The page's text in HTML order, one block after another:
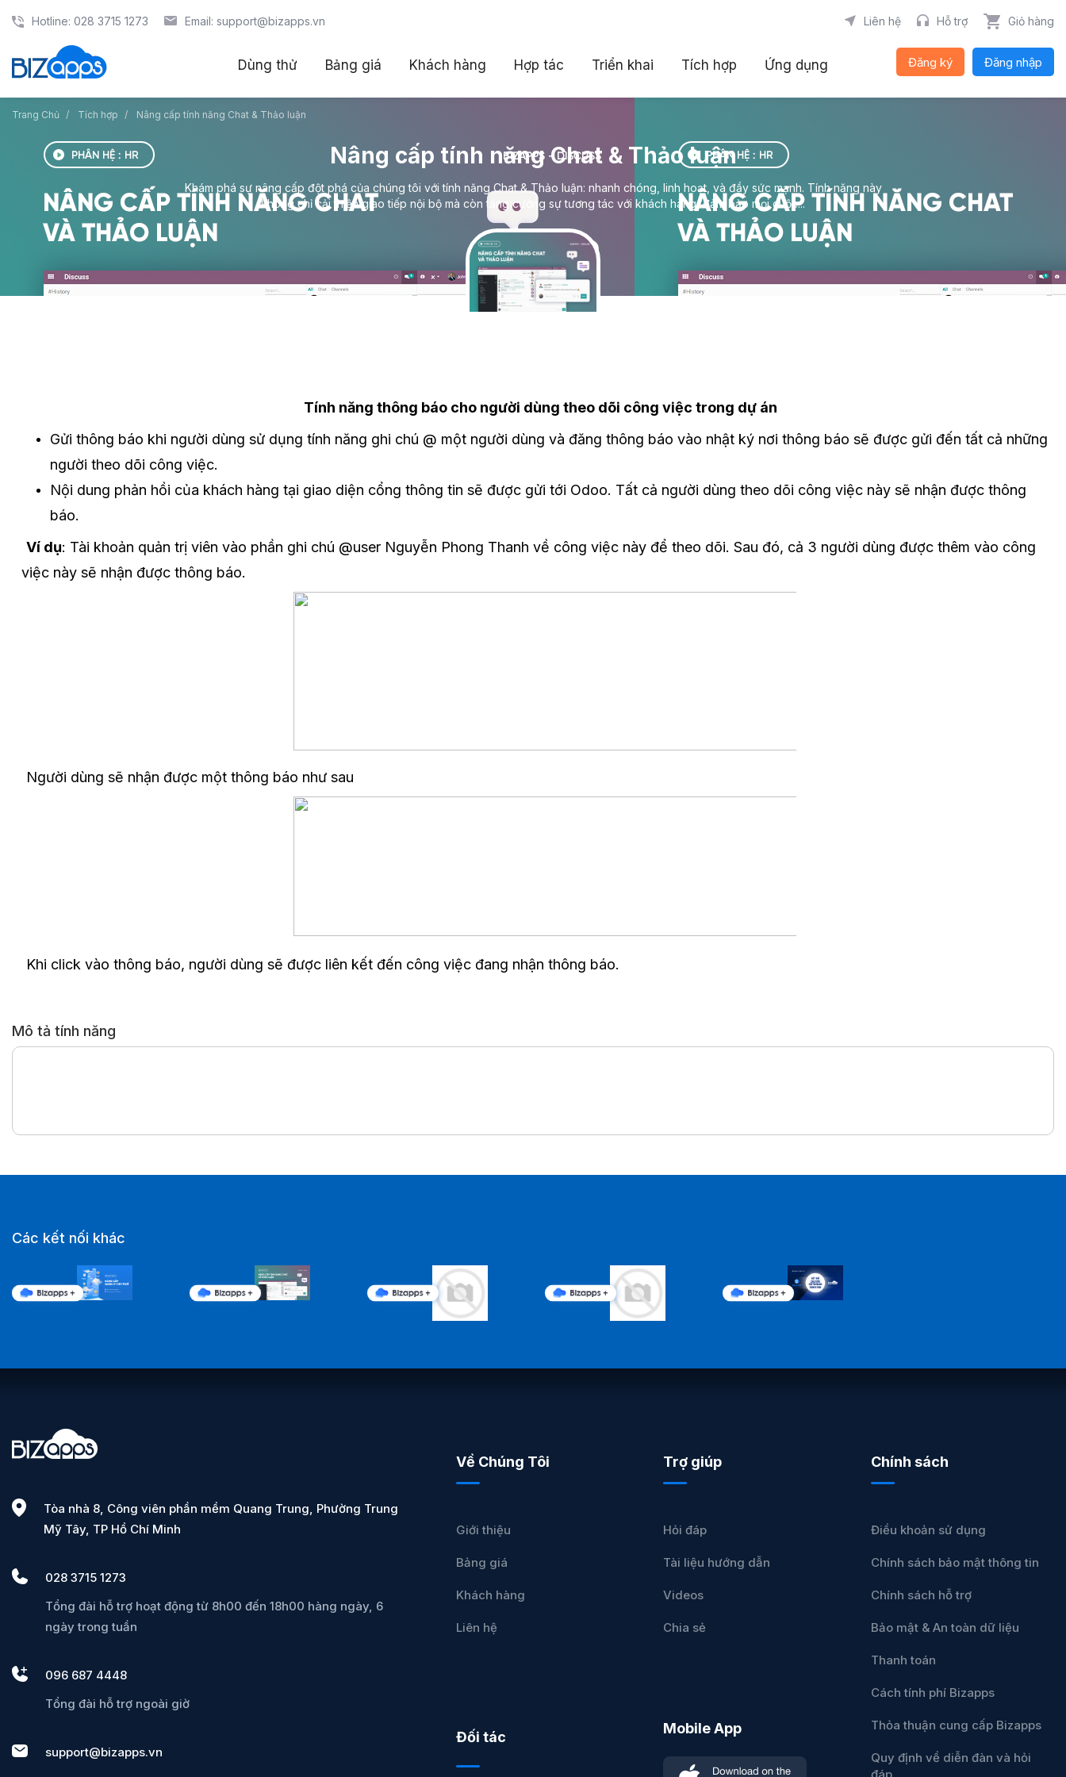
Hotline: 028 3715 1273 Email: support@bizapps.vn Liên hệ Hỗ trợ Giỏ hàng
Dùng thử Bảng giá Khách hàng Hợp tác Triển khai Tích hợp Ứng dụng Đăng ký Đăng nhập
Trang Chủ Tích hợp Nâng cấp tính năng Chat & Thảo luận
Nâng cấp tính năng Chat & Thảo luận
Khám phá sự nâng cấp đột phá của chúng tôi với tính năng Chat & Thảo luận: nhanh chóng, linh hoạt, và đầy sức mạnh. Tính năng này
không chỉ cải thiện giao tiếp nội bộ mà còn tăng cường sự tương tác với khách hàng, đảm bảo mọi cuộc...
Tính năng thông báo cho người dùng theo dõi công việc trong dự án
Gửi thông báo khi người dùng sử dụng tính năng ghi chú @ một người dùng và đăng thông báo vào nhật ký nơi thông báo sẽ được gửi đến tất cả những
người theo dõi công việc.
Nội dung phản hồi của khách hàng tại giao diện cổng thông tin sẽ được gửi tới Odoo. Tất cả người dùng theo dõi công việc này sẽ nhận được thông
báo.
Ví dụ: Tài khoản quản trị viên vào phần ghi chú @user Nguyễn Phong Thanh về công việc này để theo dõi. Sau đó, cả 3 người dùng được thêm vào công
việc này sẽ nhận được thông báo.
Người dùng sẽ nhận được một thông báo như sau
Khi click vào thông báo, người dùng sẽ được liên kết đến công việc đang nhận thông báo.
Mô tả tính năng
Các kết nối khác
Tòa nhà 8, Công viên phần mềm Quang Trung, Phường Trung
Mỹ Tây, TP Hồ Chí Minh
028 3715 1273
Tổng đài hỗ trợ hoạt động từ 8h00 đến 18h00 hàng ngày, 6
ngày trong tuần
096 687 4448
Tổng đài hỗ trợ ngoài giờ
support@bizapps.vn
Về Chúng Tôi
Giới thiệu
Bảng giá
Khách hàng
Liên hệ
Đối tác
Trợ giúp
Hỏi đáp
Tài liệu hướng dẫn
Videos
Chia sẻ
Mobile App
Chính sách
Điều khoản sử dụng
Chính sách bảo mật thông tin
Chính sách hỗ trợ
Bảo mật & An toàn dữ liệu
Thanh toán
Cách tính phí Bizapps
Thỏa thuận cung cấp Bizapps
Quy định về diễn đàn và hỏi